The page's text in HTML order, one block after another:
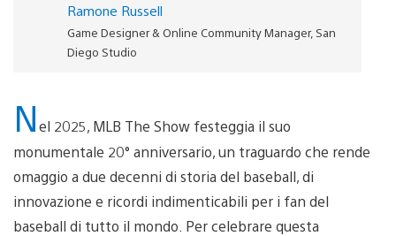
Ramone Russell
Game Designer & Online Community Manager, San
Diego Studio
Nel 2025, MLB The Show festeggia il suo
monumentale 20° anniversario, un traguardo che rende
omaggio a due decenni di storia del baseball, di
innovazione e ricordi indimenticabili per i fan del
baseball di tutto il mondo. Per celebrare questa